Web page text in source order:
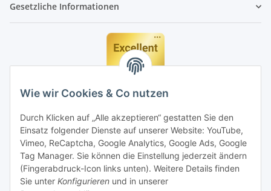
Wie wir Cookies & Co nutzen
Durch Klicken auf „Alle akzeptieren“ gestatten Sie den
Einsatz folgender Dienste auf unserer Website: YouTube,
Vimeo, ReCaptcha, Google Analytics, Google Ads, Google
Tag Manager. Sie können die Einstellung jederzeit ändern
(Fingerabdruck-Icon links unten). Weitere Details finden
Sie unter Konfigurieren und in unserer
Gesetzliche Informationen